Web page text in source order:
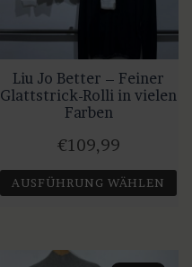
Optionen
auf
der
Produktseite
werden
Liu Jo Better – Feiner
Glattstrick-Rolli in vielen
Farben
€109,99
AUSFÜHRUNG WÄHLEN